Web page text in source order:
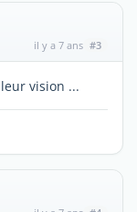
il y a 7 ans #3
vision ...